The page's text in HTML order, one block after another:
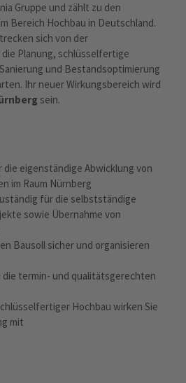
Gruppe und zählt zu den
Bereich Hochbau in Deutschland.
sich von der
Planung, schlüsselfertige
und Bestandsoptimierung
Ihr neuer Wirkungsbereich wird
sein.
eigenständige Abwicklung von
im Raum Nürnberg
für die selbstständige
sowie Übernahme von
Bausoll sicher und organisieren
die termin- und qualitätsgerechten
Hochbau wirken Sie
mit